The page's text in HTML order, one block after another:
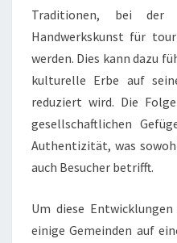
Traditionen, bei der
Handwerkskunst für
werden. Dies kann dazu
kulturelle Erbe auf
reduziert wird. Die
gesellschaftlichen
Authentizität, was
auch Besucher betrifft.
Um diese
einige Gemeinden auf